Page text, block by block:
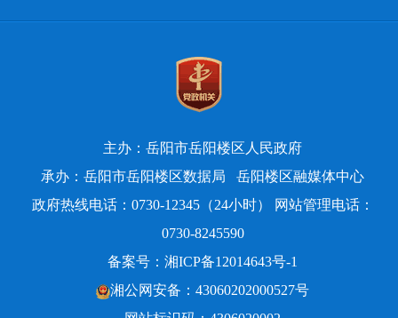
主办：岳阳市岳阳楼区人民政府
承办：岳阳市岳阳楼区数据局
岳阳楼区融媒体中心
政府热线电话：0730-12345（24小时） 网站管理电话：
0730-8245590
备案号： 湘ICP备12014643号-1
湘公网安备：43060202000527号